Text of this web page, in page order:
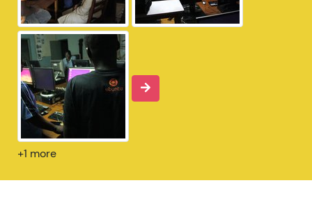
+1 more